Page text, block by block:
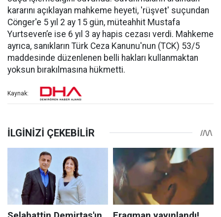
kararını açıklayan mahkeme heyeti, 'rüşvet' suçundan
Cönger'e 5 yıl 2 ay 15 gün, müteahhit Mustafa
Yurtseven’e ise 6 yıl 3 ay hapis cezası verdi. Mahkeme
ayrıca, sanıkların Türk Ceza Kanunu'nun (TCK) 53/5
maddesinde düzenlenen belli hakları kullanmaktan
yoksun bırakılmasına hükmetti.
Kaynak: